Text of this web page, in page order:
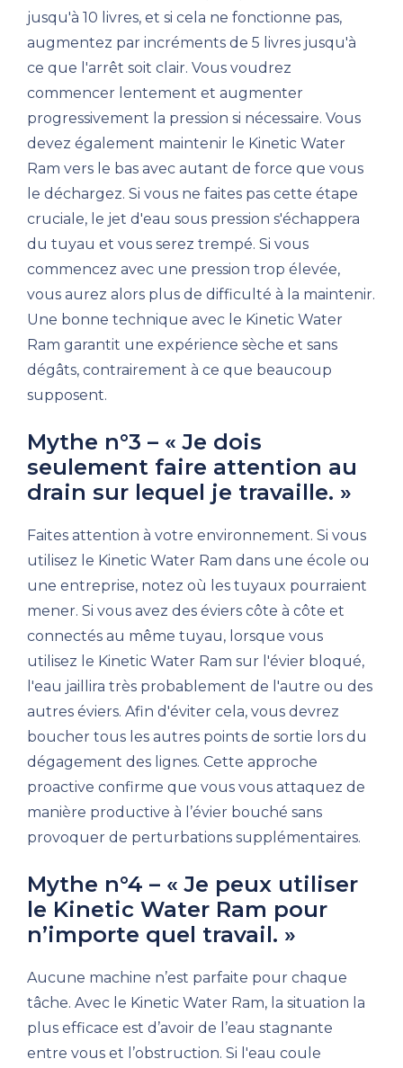
jusqu'à 10 livres, et si cela ne fonctionne pas,
augmentez par incréments de 5 livres jusqu'à
ce que l'arrêt soit clair. Vous voudrez
commencer lentement et augmenter
progressivement la pression si nécessaire. Vous
devez également maintenir le Kinetic Water
Ram vers le bas avec autant de force que vous
le déchargez. Si vous ne faites pas cette étape
cruciale, le jet d'eau sous pression s'échappera
du tuyau et vous serez trempé. Si vous
commencez avec une pression trop élevée,
vous aurez alors plus de difficulté à la maintenir.
Une bonne technique avec le Kinetic Water
Ram garantit une expérience sèche et sans
dégâts, contrairement à ce que beaucoup
supposent.
Mythe n°3 – « Je dois
seulement faire attention au
drain sur lequel je travaille. »
Faites attention à votre environnement. Si vous
utilisez le Kinetic Water Ram dans une école ou
une entreprise, notez où les tuyaux pourraient
mener. Si vous avez des éviers côte à côte et
connectés au même tuyau, lorsque vous
utilisez le Kinetic Water Ram sur l'évier bloqué,
l'eau jaillira très probablement de l'autre ou des
autres éviers. Afin d'éviter cela, vous devrez
boucher tous les autres points de sortie lors du
dégagement des lignes. Cette approche
proactive confirme que vous vous attaquez de
manière productive à l’évier bouché sans
provoquer de perturbations supplémentaires.
Mythe n°4 – « Je peux utiliser
le Kinetic Water Ram pour
n’importe quel travail. »
Aucune machine n’est parfaite pour chaque
tâche. Avec le Kinetic Water Ram, la situation la
plus efficace est d’avoir de l’eau stagnante
entre vous et l’obstruction. Si l'eau coule